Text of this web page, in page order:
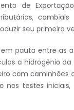
de
seu primeiro
pauta entre as
a hidrogênio
com caminhões
nos testes